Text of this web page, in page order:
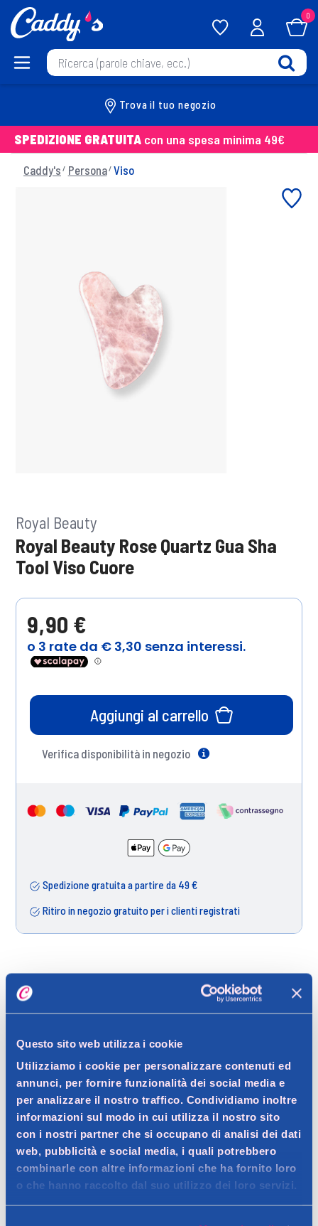
Questo sito web utilizza i cookie
Utilizziamo i cookie per personalizzare contenuti ed
annunci, per fornire funzionalità dei social media e
per analizzare il nostro traffico. Condividiamo inoltre
informazioni sul modo in cui utilizza il nostro sito
con i nostri partner che si occupano di analisi dei dati
web, pubblicità e social media, i quali potrebbero
combinarle con altre informazioni che ha fornito loro
o che hanno raccolto dal suo utilizzo dei loro servizi.
0
Trova il tuo negozio
SPEDIZIONE GRATUITA con una spesa minima 49€
Caddy's Persona Viso
Royal Beauty
Royal Beauty Rose Quartz Gua Sha
Tool Viso Cuore
9,90 €
Aggiungi al carrello
Verifica disponibilità in negozio
Spedizione gratuita a partire da 49 €
Ritiro in negozio gratuito per i clienti registrati
Dettagli prodotto
Descrizione
Strumento per massaggio facciale a forma di cuore in quarzo
rosa, per migliorare la circolazione e tonificare la pelle.
Contatto del produttore
Dettagli
Il Gua Sha in quarzo rosa di Royal Beauty, a forma di cuore, è
progettato per migliorare la microcircolazione del viso e
favorire il drenaggio linfatico. Utilizzato quotidianamente,
aiuta a ridurre il gonfiore e le rughe sottili, lasciando la pelle più
luminosa e tonica. La forma a cuore consente un'applicazione
Ingredienti
Quarzo rosa
Avvertenze